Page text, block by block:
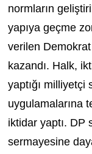
normların
yapıya geçme
verilen
kazandı. Halk,
yaptığı
uygulamalarına
iktidar yaptı. DP
sermayesine